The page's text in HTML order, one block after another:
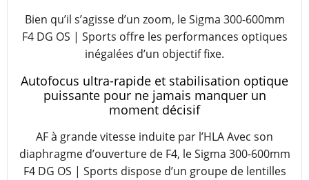
Bien qu’il s’agisse d’un zoom, le Sigma 300-600mm
F4 DG OS | Sports offre les performances optiques
inégalées d’un objectif fixe.
Autofocus ultra-rapide et stabilisation optique
puissante pour ne jamais manquer un
moment décisif
AF à grande vitesse induite par l’HLA Avec son
diaphragme d’ouverture de F4, le Sigma 300-600mm
F4 DG OS | Sports dispose d’un groupe de lentilles